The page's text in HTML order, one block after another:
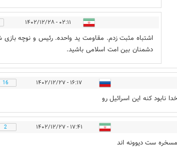
۰۲:۱۱ - ۱۴۰۲/۱۲/۲۸
اشتباه مثبت زدم. مقاومت ید واحده. رئيس و نوچه بازی
دشمنان بین امت اسلامی باشید.
۱۶:۱۷ - ۱۴۰۲/۱۲/۲۷ 16
خدا نابود کنه این اسرائیل رو
۱۷:۴۱ - ۱۴۰۲/۱۲/۲۷ 2
مسخره ست دیوونه اند